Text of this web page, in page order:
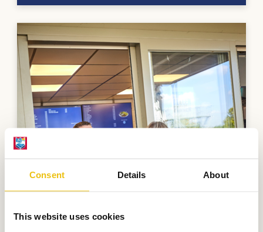
Consent Details About
This website uses cookies